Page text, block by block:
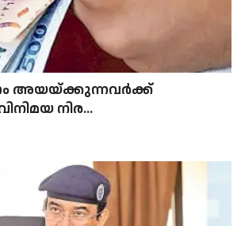
അയയ്ക്കുന്നവർക്ക്
നിര...